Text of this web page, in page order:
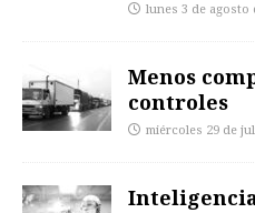
lunes 3 de agosto
Menos
controles
miércoles 29 de